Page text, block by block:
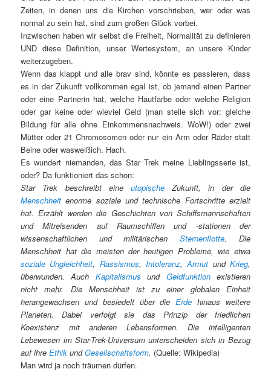
Zeiten, in denen uns die Kirchen vorschrieben, wer oder was
normal zu sein hat, sind zum großen Glück vorbei.
Inzwischen haben wir selbst die Freiheit, Normalität zu definieren
UND diese Definition, unser Wertesystem, an unsere Kinder
weiterzugeben.
Wenn das klappt und alle brav sind, könnte es passieren, dass
es in der Zukunft vollkommen egal ist, ob jemand einen Partner
oder eine Partnerin hat, welche Hautfarbe oder welche Religion
oder gar keine oder wieviel Geld (man stelle sich vor: gleiche
Bildung für alle ohne Einkommensnachweis. WoW!) oder zwei
Mütter oder 21 Chromosomen oder nur ein Arm oder Räder statt
Beine oder wasweißich. Hach.
Es wundert niemanden, das Star Trek meine Lieblingsserie ist,
oder? Da funktioniert das schon:
Star Trek beschreibt eine utopische Zukunft, in der die
Menschheit enorme soziale und technische Fortschritte erzielt
hat. Erzählt werden die Geschichten von Schiffsmannschaften
und Mitreisenden auf Raumschiffen und -stationen der
wissenschaftlichen und militärischenSternenflotte. Die
Menschheit hat die meisten der heutigen Probleme, wie etwa
soziale Ungleichheit, Rassismus,Intoleranz,Armut und Krieg,
überwunden. Auch Kapitalismus und Geldfunktionexistieren
nicht mehr. Die Menschheit ist zu einer globalen Einheit
herangewachsen und besiedelt über dieErde hinaus weitere
Planeten. Dabei verfolgt sie das Prinzip der friedlichen
Koexistenz mit anderen Lebensformen. Die intelligenten
Lebewesen im Star-Trek-Universum unterscheiden sich in Bezug
auf ihreEthik undGesellschaftsform. (Quelle: Wikipedia)
Man wird ja noch träumen dürfen.